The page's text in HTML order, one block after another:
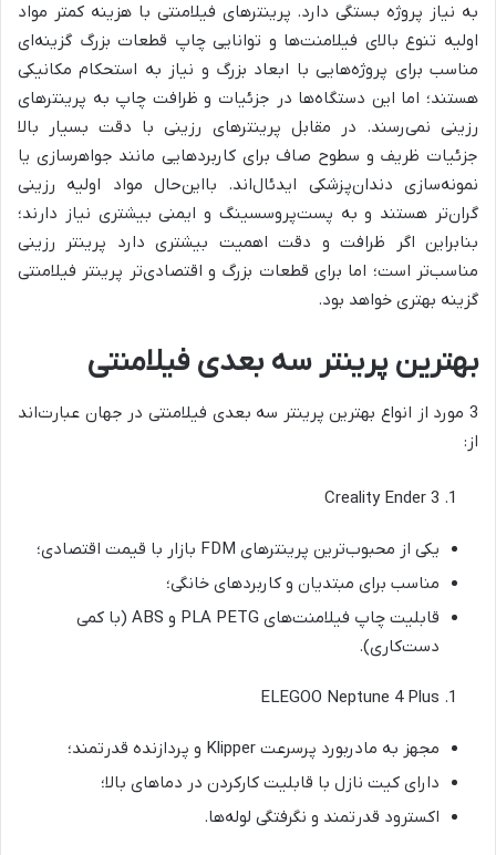
به نیاز پروژه بستگی دارد. پرینترهای فیلامنتی با هزینه کمتر مواد
اولیه تنوع بالای فیلامنت‌ها و توانایی چاپ قطعات بزرگ گزینه‌ای
مناسب برای پروژه‌هایی با ابعاد بزرگ و نیاز به استحکام مکانیکی
هستند؛ اما این دستگاه‌ها در جزئیات و ظرافت چاپ به پرینترهای
رزینی نمی‌رسند. در مقابل پرینترهای رزینی با دقت بسیار بالا
جزئیات ظریف و سطوح صاف برای کاربردهایی مانند جواهرسازی یا
نمونه‌سازی دندان‌پزشکی ایدئال‌اند. بااین‌حال مواد اولیه رزینی
گران‌تر هستند و به پست‌پروسسینگ و ایمنی بیشتری نیاز دارند؛
بنابراین اگر ظرافت و دقت اهمیت بیشتری دارد پرینتر رزینی
مناسب‌تر است؛ اما برای قطعات بزرگ و اقتصادی‌تر پرینتر فیلامنتی
گزینه بهتری خواهد بود.
بهترین پرینتر سه بعدی فیلامنتی
3 مورد از انواع بهترین پرینتر سه بعدی فیلامنتی در جهان عبارت‌اند
از:
Creality Ender 3
یکی از محبوب‌ترین پرینترهای FDM بازار با قیمت اقتصادی؛
مناسب برای مبتدیان و کاربردهای خانگی؛
قابلیت چاپ فیلامنت‌های PLA PETG و ABS (با کمی
دست‌کاری).
ELEGOO Neptune 4 Plus
مجهز به مادربورد پرسرعت Klipper و پردازنده قدرتمند؛
دارای کیت نازل با قابلیت کار‌کردن در دماهای بالا؛
اکسترود قدرتمند و نگرفتگی لوله‌ها.